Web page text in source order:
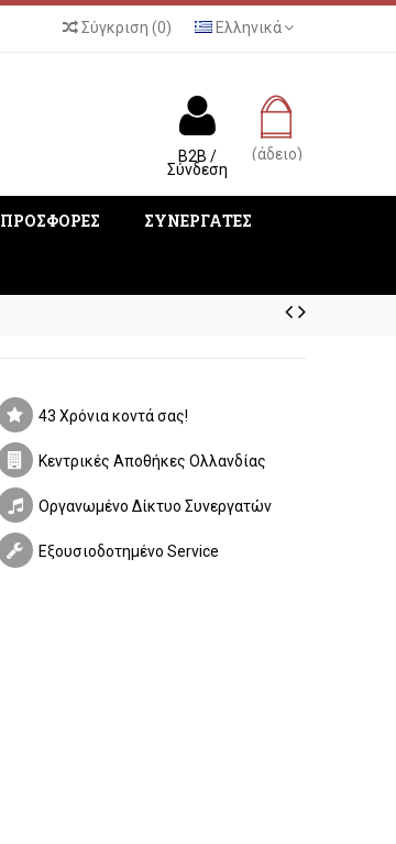
Ελληνικά
Σύγκριση (0)
(άδειο)
B2B /
Σύνδεση
ΠΡΟΣΦΟΡΕΣ ΣΥΝΕΡΓΑΤΕΣ
43 Χρόνια κοντά σας!
Κεντρικές Αποθήκες Ολλανδίας
Οργανωμένο Δίκτυο Συνεργατών
Εξουσιοδοτημένο Service